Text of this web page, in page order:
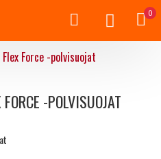
0
Force -polvisuojat
-POLVISUOJAT